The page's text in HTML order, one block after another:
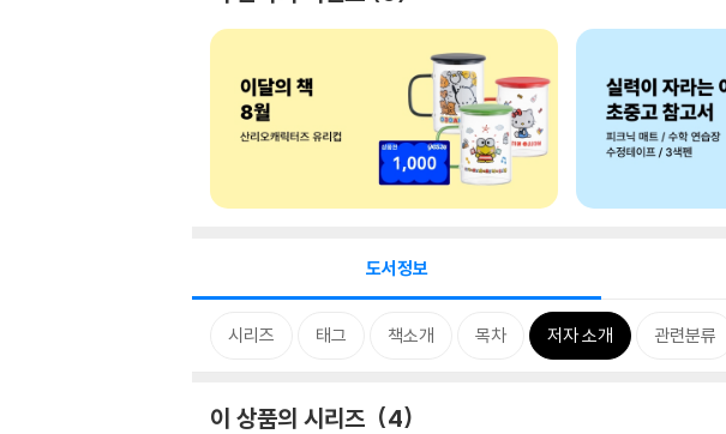
도서정보
시리즈 태그 책소개 목차 저자 소개 관련분류
이 상품의 시리즈 4